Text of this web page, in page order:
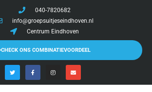
040-7820682
info@groepsuitjeseindhoven.nl
Centrum Eindhoven
CHECK ONS COMBINATIEVOORDEEL